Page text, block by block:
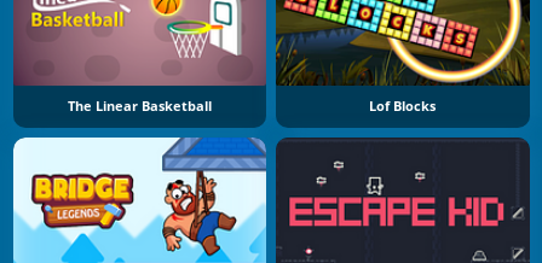
The Linear Basketball Lof Blocks